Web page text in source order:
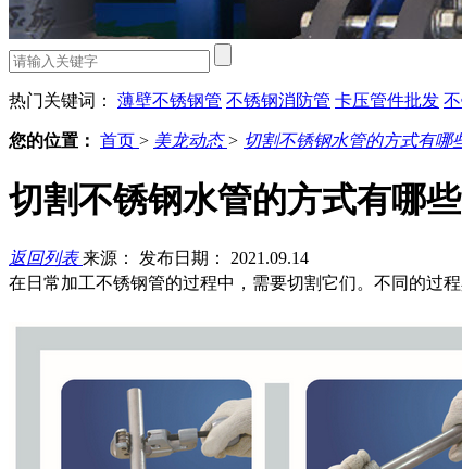
热门关键词： 薄壁不锈钢管 不锈钢消防管 卡压管件批发
您的位置： 首页 > 美龙动态> 切割不锈钢水管的方式有哪
切割不锈钢水管的方式有哪
返回列表来源： 发布日期： 2021.09.14
在日常加工不锈钢管的过程中 ，需要切割它们。不同的过